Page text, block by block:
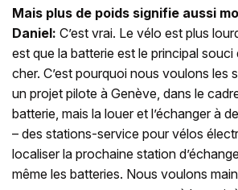
Mais plus de poids signifie aussi
Daniel: C’est vrai. Le vélo est plus
est que la batterie est le principal souci
cher. C’est pourquoi nous voulons
un projet pilote à Genève, dans le
batterie, mais la louer et l’échanger à
– des stations-service pour vélos
localiser la prochaine station
même les batteries. Nous voulons